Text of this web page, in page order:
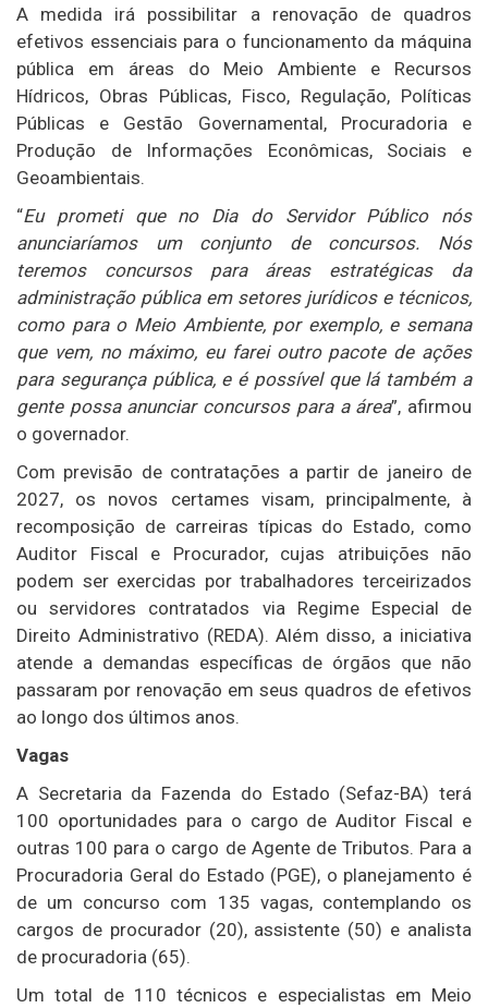
A medida irá possibilitar a renovação de quadros
efetivos essenciais para o funcionamento da máquina
pública em áreas do Meio Ambiente e Recursos
Hídricos, Obras Públicas, Fisco, Regulação, Políticas
Públicas e Gestão Governamental, Procuradoria e
Produção de Informações Econômicas, Sociais e
Geoambientais.
“Eu prometi que no Dia do Servidor Público nós
anunciaríamos um conjunto de concursos. Nós
teremos concursos para áreas estratégicas da
administração pública em setores jurídicos e técnicos,
como para o Meio Ambiente, por exemplo, e semana
que vem, no máximo, eu farei outro pacote de ações
para segurança pública, e é possível que lá também a
gente possa anunciar concursos para a área”, afirmou
o governador.
Com previsão de contratações a partir de janeiro de
2027, os novos certames visam, principalmente, à
recomposição de carreiras típicas do Estado, como
Auditor Fiscal e Procurador, cujas atribuições não
podem ser exercidas por trabalhadores terceirizados
ou servidores contratados via Regime Especial de
Direito Administrativo (REDA). Além disso, a iniciativa
atende a demandas específicas de órgãos que não
passaram por renovação em seus quadros de efetivos
ao longo dos últimos anos.
Vagas
A Secretaria da Fazenda do Estado (Sefaz-BA) terá
100 oportunidades para o cargo de Auditor Fiscal e
outras 100 para o cargo de Agente de Tributos. Para a
Procuradoria Geral do Estado (PGE), o planejamento é
de um concurso com 135 vagas, contemplando os
cargos de procurador (20), assistente (50) e analista
de procuradoria (65).
Um total de 110 técnicos e especialistas em Meio